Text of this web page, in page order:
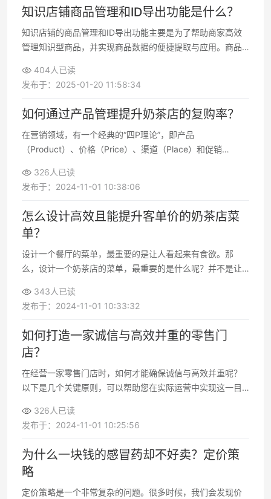
知识店铺商品管理和ID导出功能是什么？
知识店铺的商品管理和ID导出功能主要是为了帮助商家高效
管理知识型商品，并实现商品数据的便捷提取与应用。商品
品，而ID导出功能则提供了一种快速获取商品唯一标识的方
式，以便进行批量操作或系统对接
404人已读
发布于：2025-01-20 11:58:34
如何通过产品管理提升奶茶店的复购率？
在营销领域，有一个经典的“四P理论”，即产品
（Product）、价格（Price）、渠道（Place）和促销
——产品（Product）。特别是在奶茶店的经营中，产品管理
显得尤为关键
326人已读
发布于：2024-11-01 10:38:06
怎么设计高效且能提升客单价的奶茶店菜
单？
设计一个餐厅的菜单，最重要的是让人看起来有食欲。那
么，设计一个奶茶店的菜单，最重要的是什么呢？并不是让
来说，菜单设计要做到以下几点：
343人已读
发布于：2024-11-01 10:33:32
如何打造一家诚信与高效并重的零售门
店？
在经营一家零售门店时，如何才能确保诚信与高效并重呢？
以下是几个关键原则，可以帮助您在实际运营中实现这一目
326人已读
发布于：2024-11-01 10:25:56
为什么一块钱的感冒药却不好卖？定价策
略
定价策略是一个非常复杂的问题。很多时候，我们会发现价